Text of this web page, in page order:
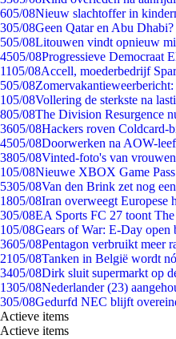
605/08Nieuw slachtoffer in
305/08Geen Qatar en Abu
505/08Litouwen vindt opnieuw
4505/08Progressieve Democraat
1105/08Accell, moederbedrijf
505/08
105/08Vollering de sterkste na
805/08The Division Resurgence
3605/08Hackers roven Coldcard-
4505/08Doorwerken na AOW-
3805/08Vinted-foto's van
105/08Nieuwe XBOX Game Pass
5305/08Van den Brink zet nog
1805/08Iran overweegt Europese
305/08EA Sports FC 27 toont
105/08Gears of War: E-Day open
3605/08Pentagon verbruikt meer
2105/08Tanken in België wordt
3405/08Dirk sluit supermarkt op
1305/08Nederlander (23)
305/08Gedurfd NEC blijft
Actieve items
Actieve items